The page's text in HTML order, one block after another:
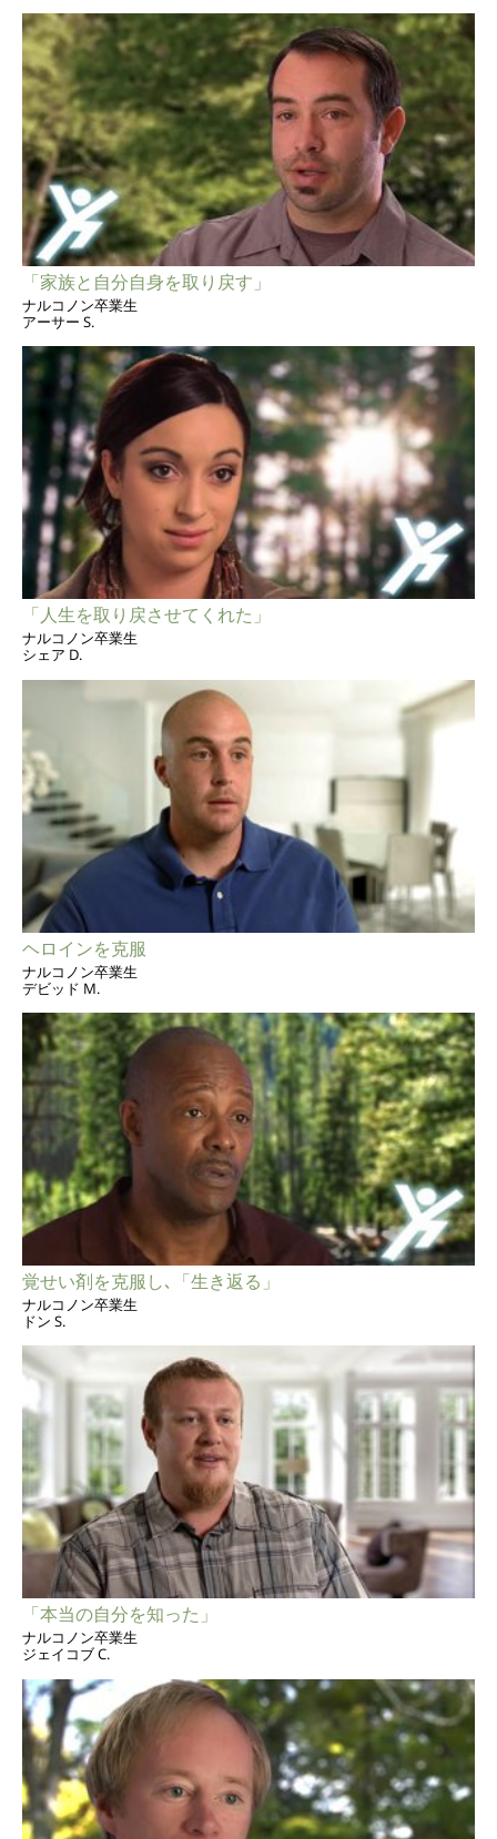
「家族と自分自身を取り戻す」
ナルコノン卒業生
アーサー S.
「人生を取り戻させてくれた」
ナルコノン卒業生
シェア D.
ヘロインを克服
ナルコノン卒業生
デビッド M.
覚せい剤を克服し､「生き返る」
ナルコノン卒業生
ドン S.
「本当の自分を知った」
ナルコノン卒業生
ジェイコブ C.